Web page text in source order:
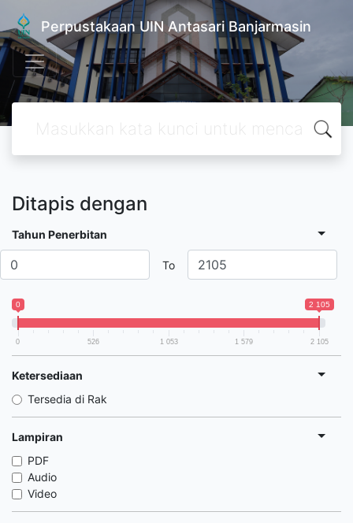
Perpustakaan UIN Antasari Banjarmasin
Ditapis dengan
Tahun Penerbitan
To
0 2 105
0 526 1 053 1 579 2 105
Ketersediaan
Tersedia di Rak
Lampiran
PDF
Audio
Video